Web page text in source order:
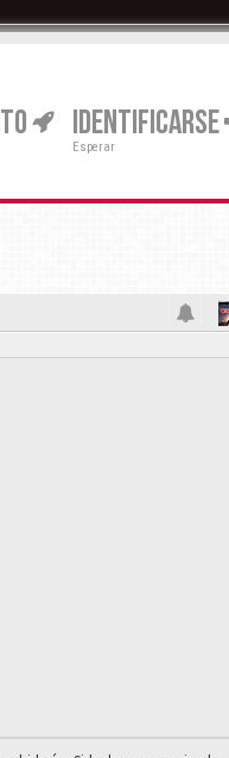
IDENTIFICARSE
Esperar